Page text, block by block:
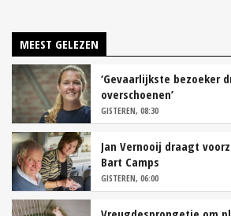
MEEST GELEZEN
‘Gevaarlijkste bezoeker
overschoenen’
GISTEREN, 08:30
Jan Vernooij draagt
Bart Camps
GISTEREN, 06:00